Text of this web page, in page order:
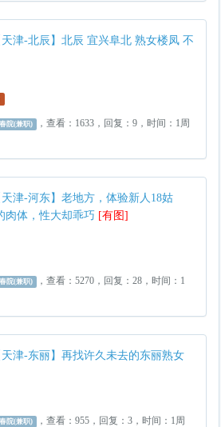
天津-北辰】北辰 宜兴阜北 熟女楼凤 不
院(兼职)
，查看：1633，回复：9，时间：1周
天津-河东】老地方，体验新人18姑
肉体，性大却乖巧 [有图]
院(兼职)
，查看：5270，回复：28，时间：1
天津-东丽】再找许久未去的东丽熟女
院(兼职) ，查看：955，回复：3，时间：1周